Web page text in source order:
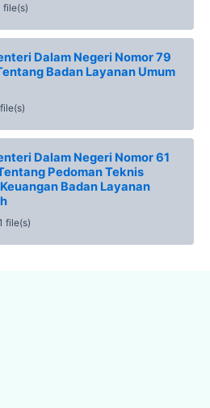
file(s)
Dalam Negeri Nomor 79
Badan Layanan Umum
Dalam Negeri Nomor 61
Pedoman Teknis
Badan Layanan
file(s)